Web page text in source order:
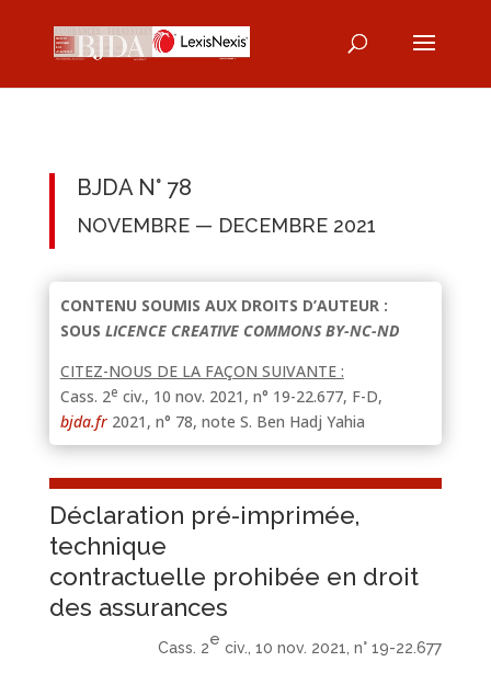
BJDA N° 78
NOVEMBRE — DECEMBRE 2021
CONTENU SOUMIS AUX DROITS D’AUTEUR :
SOUS LICENCE CREATIVE COMMONS BY-NC-ND
CITEZ-NOUS DE LA FAÇON SUIVANTE :
Cass. 2e civ., 10 nov. 2021, n° 19-22.677, F-D,
bjda.fr2021, n° 78, note S. Ben Hadj Yahia
Déclaration pré-imprimée,
technique
contractuelle prohibée en droit
des assurances
Cass. 2e civ., 10 nov. 2021, n° 19-22.677